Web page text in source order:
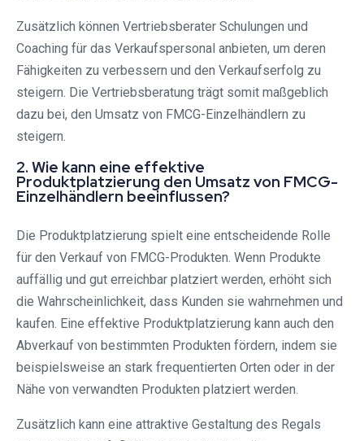
Zusätzlich können Vertriebsberater Schulungen und
Coaching für das Verkaufspersonal anbieten, um deren
Fähigkeiten zu verbessern und den Verkaufserfolg zu
steigern. Die Vertriebsberatung trägt somit maßgeblich
dazu bei, den Umsatz von FMCG-Einzelhändlern zu
steigern.
2. Wie kann eine effektive
Produktplatzierung den Umsatz von FMCG-
Einzelhändlern beeinflussen?
Die Produktplatzierung spielt eine entscheidende Rolle
für den Verkauf von FMCG-Produkten. Wenn Produkte
auffällig und gut erreichbar platziert werden, erhöht sich
die Wahrscheinlichkeit, dass Kunden sie wahrnehmen und
kaufen. Eine effektive Produktplatzierung kann auch den
Abverkauf von bestimmten Produkten fördern, indem sie
beispielsweise an stark frequentierten Orten oder in der
Nähe von verwandten Produkten platziert werden.
Zusätzlich kann eine attraktive Gestaltung des Regals